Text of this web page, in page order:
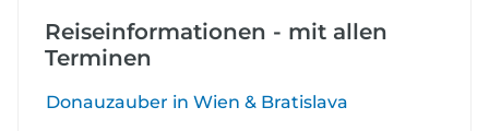
Reiseinformationen - mit allen
Terminen
Donauzauber in Wien & Bratislava